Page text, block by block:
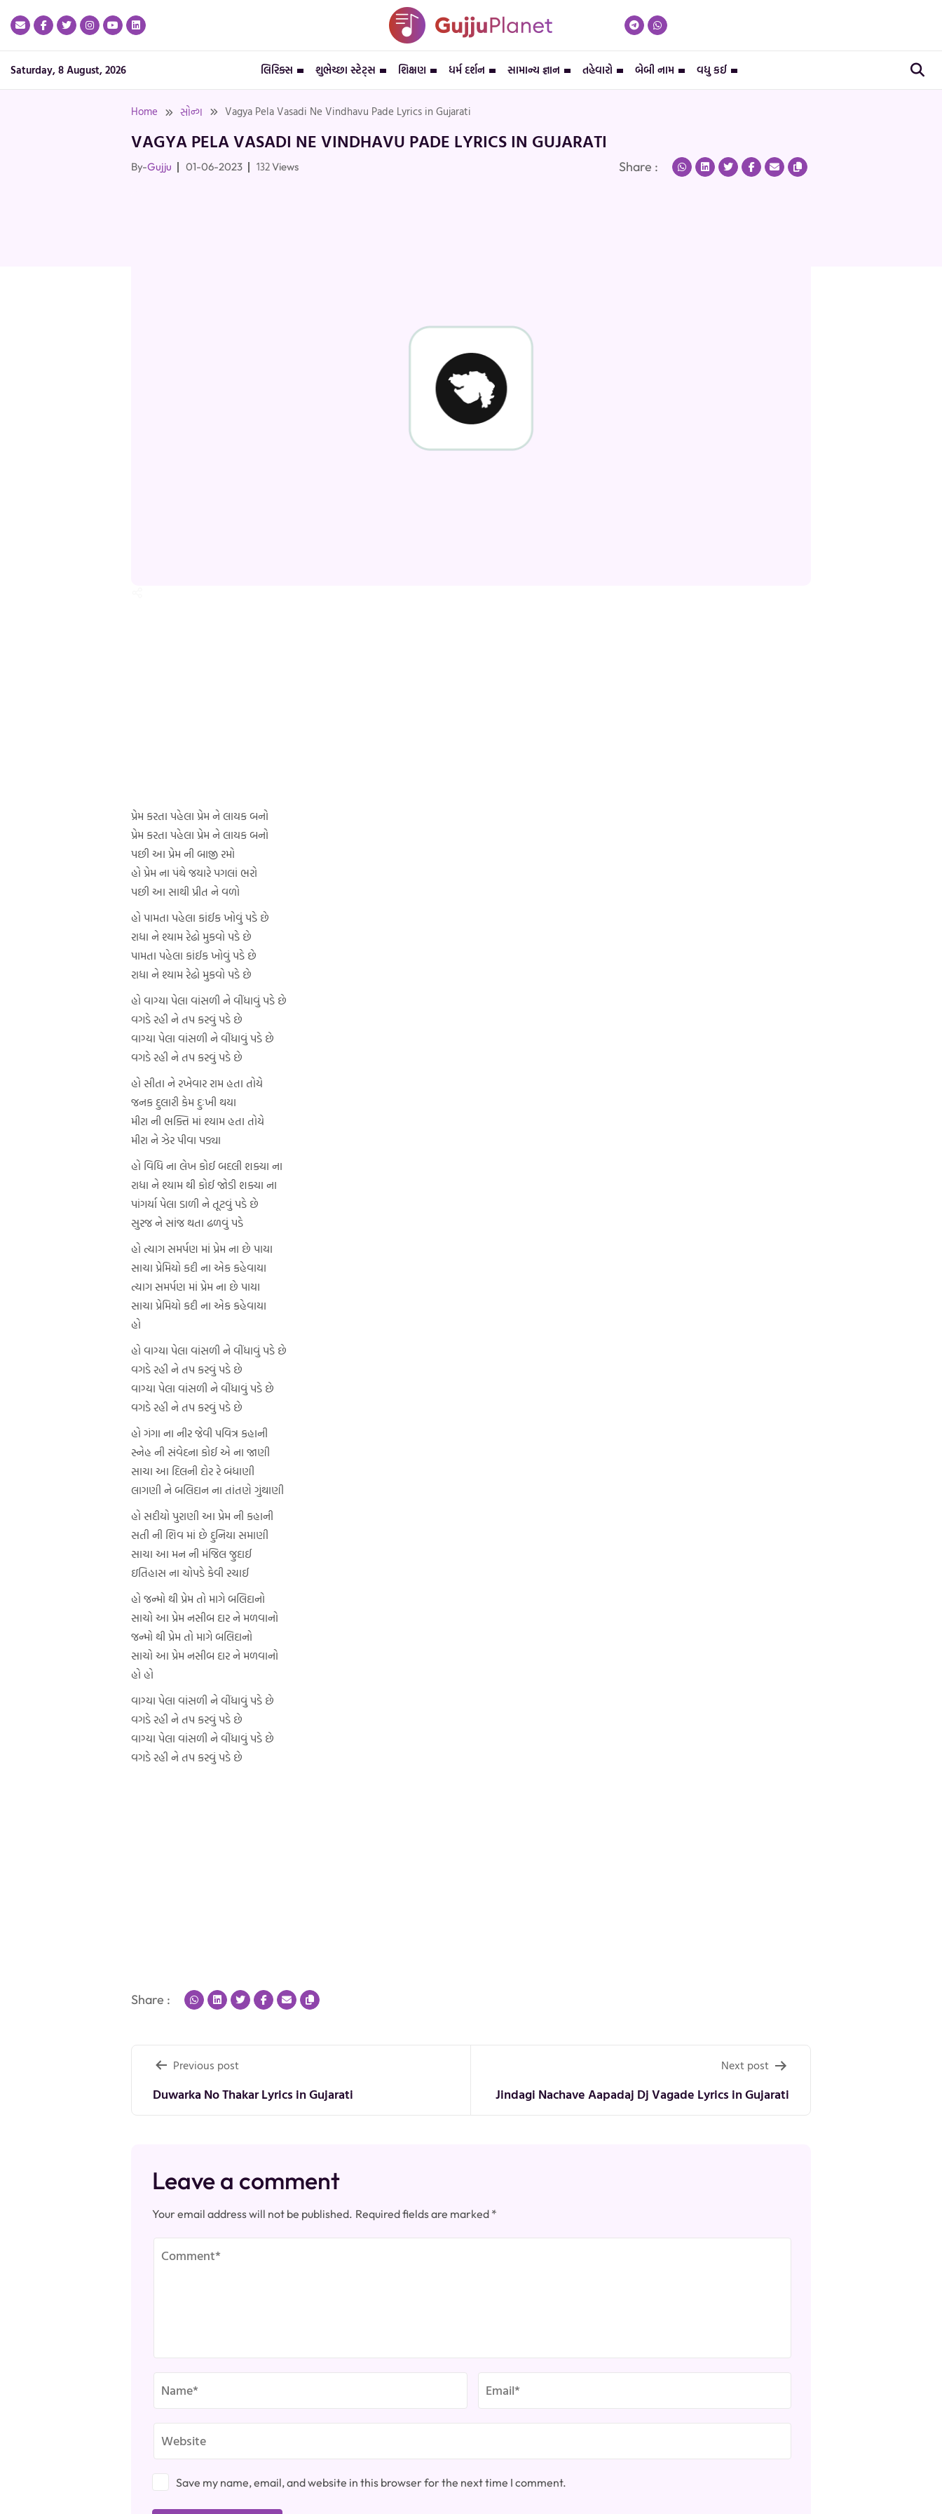
Saturday, 8 August, 2026 લિરિક્સ શુભેચ્છા સ્ટેટ્સ શિક્ષણ ધર્મ દર્શન સામાન્ય જ્ઞાન તહેવારો બેબી નામ વધુ કઈ
Home સોન્ગ Vagya Pela Vasadi Ne Vindhavu Pade Lyrics in Gujarati
VAGYA PELA VASADI NE VINDHAVU PADE LYRICS IN GUJARATI
By-Gujju 01-06-2023 132Views Share :
પ્રેમ કરતા પહેલા પ્રેમ ને લાયક બનો
પ્રેમ કરતા પહેલા પ્રેમ ને લાયક બનો
પછી આ પ્રેમ ની બાજી રમો
હો પ્રેમ ના પંથે જયારે પગલાં ભરો
પછી આ સાથી પ્રીત ને વળો
હો પામતા પહેલા કાંઈક ખોવું પડે છે
રાધા ને શ્યામ રેઢો મુકવો પડે છે
પામતા પહેલા કાંઈક ખોવું પડે છે
રાધા ને શ્યામ રેઢો મુકવો પડે છે
હો વાગ્યા પેલા વાંસળી ને વીંધાવું પડે છે
વગડે રહી ને તપ કરવું પડે છે
વાગ્યા પેલા વાંસળી ને વીંધાવું પડે છે
વગડે રહી ને તપ કરવું પડે છે
હો સીતા ને રખેવાર રામ હતા તોયે
જનક દુલારી કેમ દુઃખી થયા
મીરા ની ભક્તિ માં શ્યામ હતા તોયે
મીરા ને ઝેર પીવા પડ્યા
હો વિધિ ના લેખ કોઈ બદલી શક્યા ના
રાધા ને શ્યામ થી કોઈ જોડી શક્યા ના
પાંગર્યા પેલા ડાળી ને તૂટવું પડે છે
સુરજ ને સાંજ થતા ઢળવું પડે
હો ત્યાગ સમર્પણ માં પ્રેમ ના છે પાયા
સાચા પ્રેમિયો કદી ના એક કહેવાયા
ત્યાગ સમર્પણ માં પ્રેમ ના છે પાયા
સાચા પ્રેમિયો કદી ના એક કહેવાયા
હો
હો વાગ્યા પેલા વાંસળી ને વીંધાવું પડે છે
વગડે રહી ને તપ કરવું પડે છે
વાગ્યા પેલા વાંસળી ને વીંધાવું પડે છે
વગડે રહી ને તપ કરવું પડે છે
હો ગંગા ના નીર જેવી પવિત્ર કહાની
સ્નેહ ની સંવેદના કોઈ એ ના જાણી
સાચા આ દિલની દોર રે બંધાણી
લાગણી ને બલિદાન ના તાંતણે ગુંથાણી
હો સદીયો પુરાણી આ પ્રેમ ની કહાની
સતી ની શિવ માં છે દુનિયા સમાણી
સાચા આ મન ની મંજિલ જુદાઈ
ઇતિહાસ ના ચોપડે કેવી રચાઈ
હો જન્મો થી પ્રેમ તો માગે બલિદાનો
સાચો આ પ્રેમ નસીબ દાર ને મળવાનો
જન્મો થી પ્રેમ તો માગે બલિદાનો
સાચો આ પ્રેમ નસીબ દાર ને મળવાનો
હો હો
વાગ્યા પેલા વાંસળી ને વીંધાવું પડે છે
વગડે રહી ને તપ કરવું પડે છે
વાગ્યા પેલા વાંસળી ને વીંધાવું પડે છે
વગડે રહી ને તપ કરવું પડે છે
Share :
Post
navigation
Previous post
Duwarka No Thakar Lyrics in Gujarati
Next post
Jindagi Nachave Aapadaj Dj Vagade Lyrics in Gujarati
Leave a comment
Your email address will not be published. Required fields are marked *
Save my name, email, and website in this browser for the next time I comment.